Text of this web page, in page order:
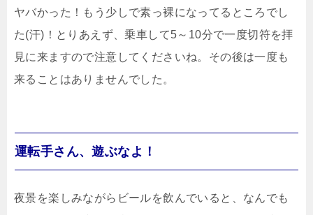
ヤバかった！もう少しで素っ裸になってるところでし
た(汗)！とりあえず、乗車して5～10分で一度切符を拝
見に来ますので注意してくださいね。その後は一度も
来ることはありませんでした。
運転手さん、遊ぶなよ！
夜景を楽しみながらビールを飲んでいると、なんでも